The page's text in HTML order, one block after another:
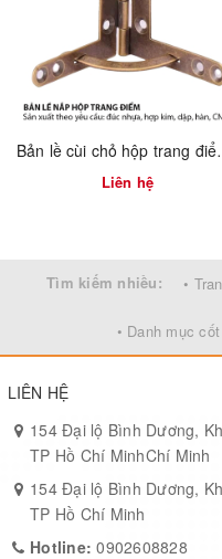
Bản lề cùi
Liên hệ
Tìm kiếm nhiều: •
• Danh mục
LIÊN HỆ
154 Đại lộ Bình Dương,
TP Hồ Chí MinhChí Minh
154 Đại lộ Bình Dương,
TP Hồ Chí Minh
Hotline:0902608828